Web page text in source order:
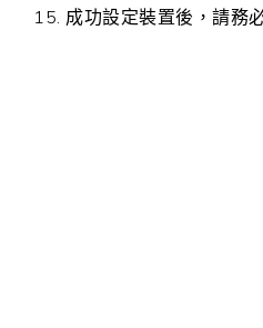
成功設定裝置後，請務